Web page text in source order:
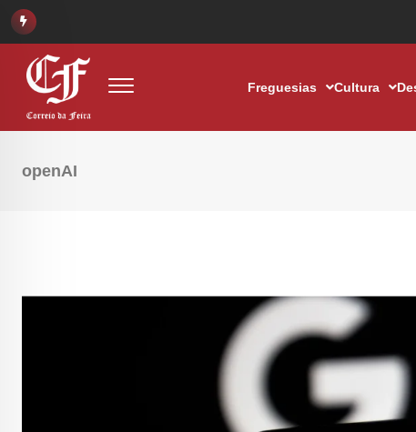
Freguesias Cultura
openAI